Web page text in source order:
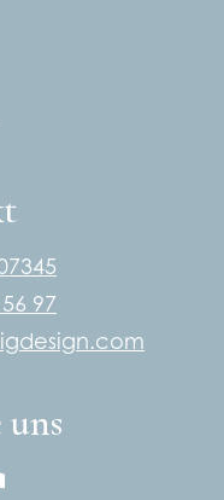
97
uns